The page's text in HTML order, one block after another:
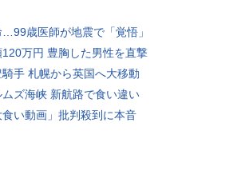
歳医師が地震で「覚悟」
120万円 豊胸した男性を直撃
手 札幌から英国へ大移動
ムズ海峡 新航路で食い違い
食い動画」批判殺到に本音